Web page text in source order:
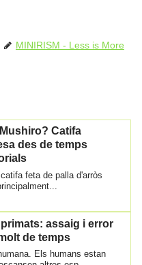
ar
te
MINIRISM - Less is More
Catifa
des de temps
feta de palla d'arròs
assaig i error
de temps
Els humans estan